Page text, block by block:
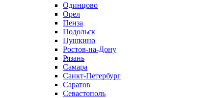
Одинцово
Орел
Пенза
Подольск
Пушкино
Ростов-на-Дону
Рязань
Самара
Санкт-Петербург
Саратов
Севастополь